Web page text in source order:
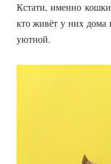
Кстати, именно
кто живёт у них дома
уютной.